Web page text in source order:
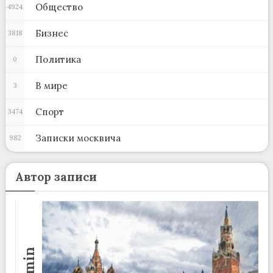
Общество
4924
Бизнес
3818
Политика
0
В мире
3
Спорт
3474
Записки москвича
982
Автор записи